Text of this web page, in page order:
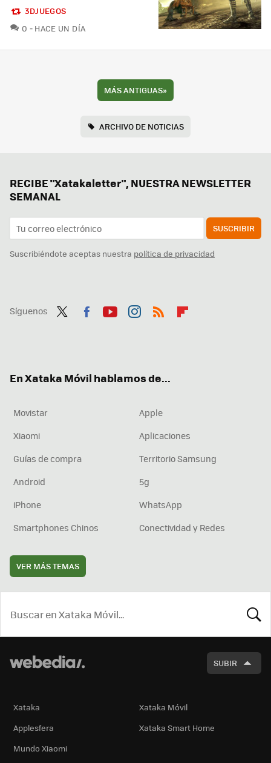
3DJUEGOS
0 COMENTARIOS
HACE UN DÍA
MÁS ANTIGUAS»
ARCHIVO DE NOTICIAS
RECIBE "Xatakaletter", NUESTRA NEWSLETTER
SEMANAL
SUSCRIBIR
Suscribiéndote aceptas nuestra política de privacidad
Síguenos
En Xataka Móvil hablamos de...
Movistar
Apple
Xiaomi
Aplicaciones
Guías de compra
Territorio Samsung
Android
5g
iPhone
WhatsApp
Smartphones Chinos
Conectividad y Redes
VER MÁS TEMAS
SUBIR
Xataka
Xataka Móvil
Applesfera
Xataka Smart Home
Mundo Xiaomi